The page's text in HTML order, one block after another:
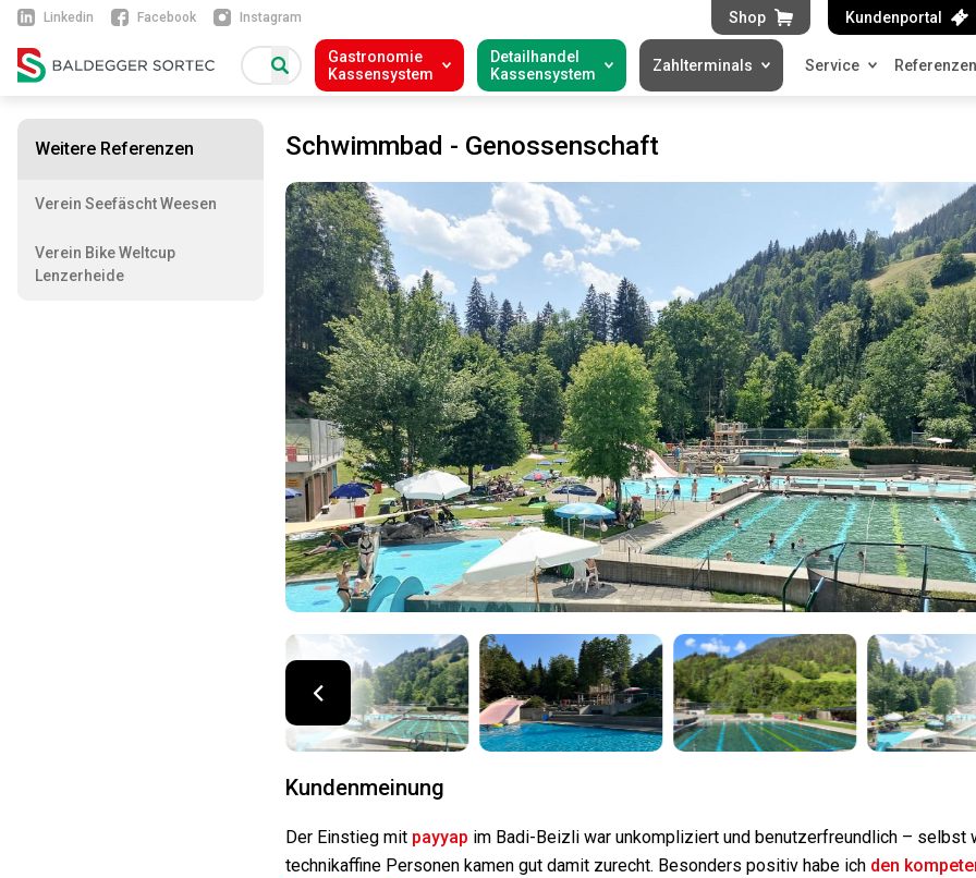
Linkedin Facebook Instagram Shop Kundenportal
Gastronomie
Kassensystem
Detailhandel
Kassensystem
Zahlterminals Service Referenzen
Weitere Referenzen
Verein Seefäscht Weesen
Verein Bike Weltcup
Lenzerheide
Schwimmbad - Genossenschaft
Kundenmeinung
Der Einstieg mit payyap im Badi-Beizli war unkompliziert und benutzerfreundlich – selbst
technikaffine Personen kamen gut damit zurecht. Besonders positiv habe ich den